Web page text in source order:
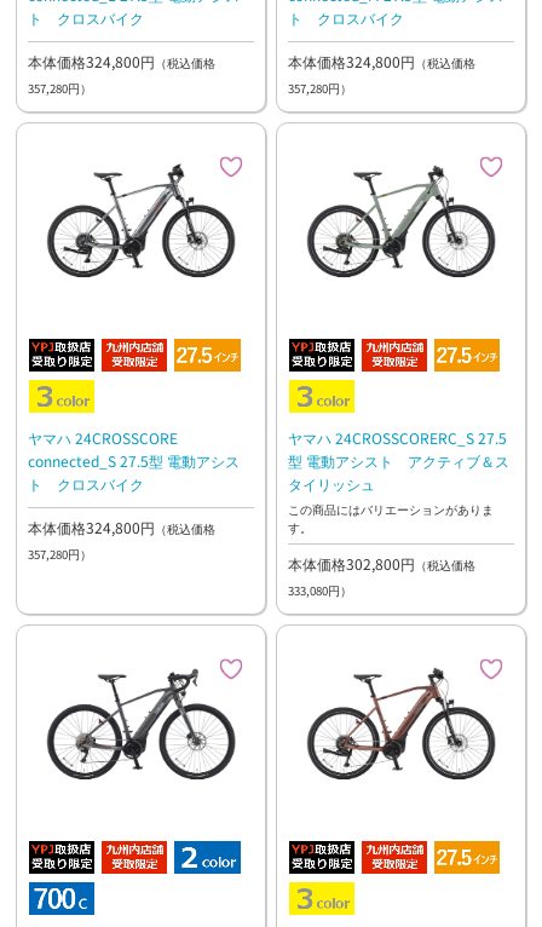
ト クロスバイク
本体価格324,800円 （税込価格
357,280円）
ト クロスバイク
本体価格324,800円 （税込価格
357,280円）
ヤマハ 24CROSSCORE
connected_S 27.5型 電動アシス
ト クロスバイク
本体価格324,800円 （税込価格
357,280円）
ヤマハ 24CROSSCORERC_S 27.5
型 電動アシスト アクティブ＆ス
タイリッシュ
この商品にはバリエーションがありま
す。
本体価格302,800円 （税込価格
333,080円）